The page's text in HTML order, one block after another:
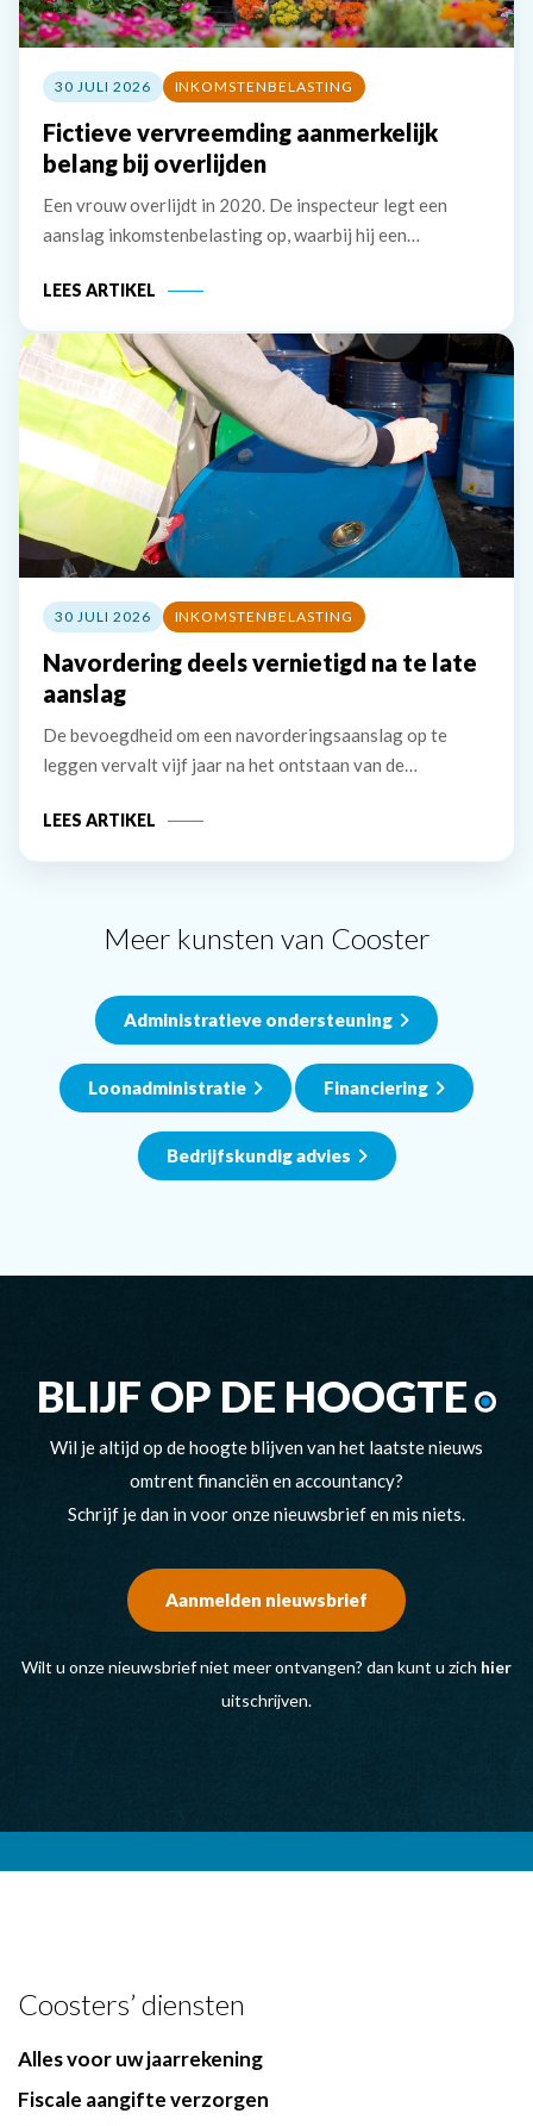
30 JULI 2026 INKOMSTENBELASTING
Fictieve vervreemding aanmerkelijk
belang bij overlijden
Een vrouw overlijdt in 2020. De inspecteur legt een
aanslag inkomstenbelasting op, waarbij hij een
241.893 in aanmerking neemt. De erven van de vrouw
LEES ARTIKEL
30 JULI 2026 INKOMSTENBELASTING
Navordering deels vernietigd na te late
aanslag
De bevoegdheid om een navorderingsaanslag op te
leggen vervalt vijf jaar na het ontstaan van de
wordt deze termijn verlengd met het verleende uitstel.
LEES ARTIKEL
Meer kunsten van Cooster
Administratieve ondersteuning
Loonadministratie Financiering
Bedrijfskundig advies
BLIJF OP DE HOOGTE
Wil je altijd op de hoogte blijven van het laatste nieuws
omtrent financiën en accountancy?
Schrijf je dan in voor onze nieuwsbrief en mis niets.
Aanmelden nieuwsbrief
Wilt u onze nieuwsbrief niet meer ontvangen? dan kunt u zich hier
uitschrijven.
Coosters’ diensten
Alles voor uw jaarrekening
Fiscale aangifte verzorgen